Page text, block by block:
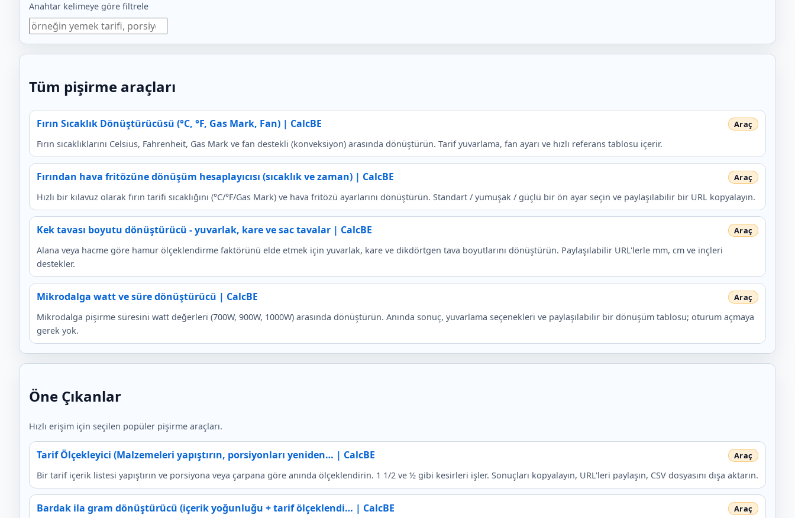
Anahtar kelimeye göre filtrele
Tüm pişirme araçları
Fırın Sıcaklık Dönüştürücüsü (°C, °F, Gas Mark, Fan) | CalcBE
Fırın sıcaklıklarını Celsius, Fahrenheit, Gas Mark ve fan destekli (konveksiyon) arasında dönüştürün. Tarif yuvarlama, fan ayarı ve hızlı referans tablosu içerir.
Fırından hava fritözüne dönüşüm hesaplayıcısı (sıcaklık ve zaman) | CalcBE
Hızlı bir kılavuz olarak fırın tarifi sıcaklığını (°C/°F/Gas Mark) ve hava fritözü ayarlarını dönüştürün. Standart / yumuşak / güçlü bir ön ayar seçin ve paylaşılabilir bir URL kopyalayın.
Kek tavası boyutu dönüştürücü - yuvarlak, kare ve sac tavalar | CalcBE
Alana veya hacme göre hamur ölçeklendirme faktörünü elde etmek için yuvarlak, kare ve dikdörtgen tava boyutlarını dönüştürün. Paylaşılabilir URL'lerle mm, cm ve inçleri
destekler.
Mikrodalga watt ve süre dönüştürücü | CalcBE
Mikrodalga pişirme süresini watt değerleri (700W, 900W, 1000W) arasında dönüştürün. Anında sonuç, yuvarlama seçenekleri ve paylaşılabilir bir dönüşüm tablosu; oturum açmaya
gerek yok.
Öne Çıkanlar
Hızlı erişim için seçilen popüler pişirme araçları.
Tarif Ölçekleyici (Malzemeleri yapıştırın, porsiyonları yeniden… | CalcBE
Bir tarif içerik listesi yapıştırın ve porsiyona veya çarpana göre anında ölçeklendirin. 1 1/2 ve ½ gibi kesirleri işler. Sonuçları kopyalayın, URL'leri paylaşın, CSV dosyasını dışa aktarın.
Bardak ila gram dönüştürücü (içerik yoğunluğu + tarif ölçeklendi… | CalcBE